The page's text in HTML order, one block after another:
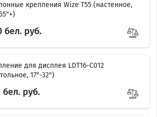
крепления Wize T55 (настенное,
бел. руб.
для дисплея LDT16-C012
17"-32")
бел. руб.